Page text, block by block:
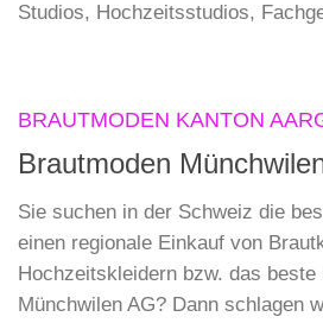
Studios, Hochzeitsstudios,
BRAUTMODEN KANTON
Brautmoden
Sie suchen in der Schweiz die
einen regionale Einkauf von
Hochzeitskleidern bzw. das beste
Münchwilen AG? Dann schlagen